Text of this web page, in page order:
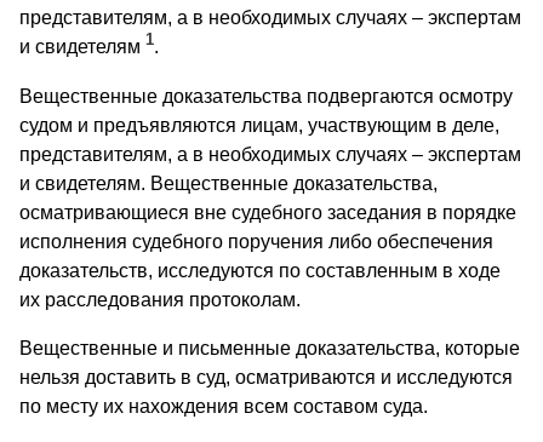
представителям, а в необходимых случаях – экспертам
и свидетелям 1.
Вещественные доказательства подвергаются осмотру
судом и предъявляются лицам, участвующим в деле,
представителям, а в необходимых случаях – экспертам
и свидетелям. Вещественные доказательства,
осматривающиеся вне судебного заседания в порядке
исполнения судебного поручения либо обеспечения
доказательств, исследуются по составленным в ходе
их расследования протоколам.
Вещественные и письменные доказательства, которые
нельзя доставить в суд, осматриваются и исследуются
по месту их нахождения всем составом суда.